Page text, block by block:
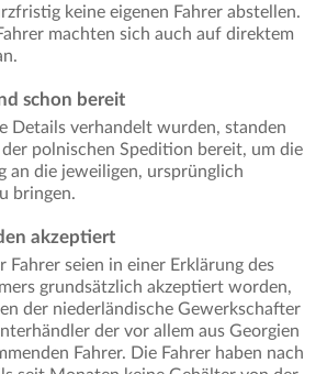
keine eigenen Fahrer abstellen.
machten sich auch auf direktem
schon bereit
Details verhandelt wurden, standen
polnischen Spedition bereit, um die
an die jeweiligen, ursprünglich
bringen.
akzeptiert
Fahrer seien in einer Erklärung des
grundsätzlich akzeptiert worden,
der niederländische Gewerkschafter
der vor allem aus Georgien
Fahrer. Die Fahrer haben nach